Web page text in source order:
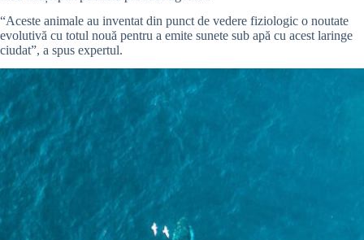
“Aceste animale au inventat din punct de vedere fiziologic o noutate
evolutivă cu totul nouă pentru a emite sunete sub apă cu acest laringe
ciudat”, a spus expertul.